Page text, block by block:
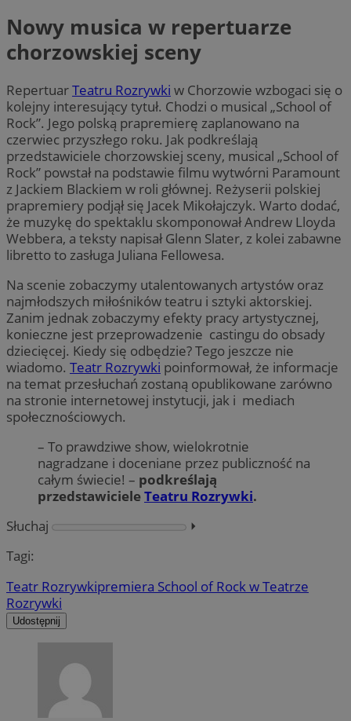
Nowy musica w repertuarze
chorzowskiej sceny
RepertuarTeatru Rozrywki w Chorzowie wzbogaci się o
kolejny interesujący tytuł. Chodzi o musical „School of
Rock”. Jego polską prapremierę zaplanowano na
czerwiec przyszłego roku. Jak podkreślają
przedstawiciele chorzowskiej sceny, musical „School of
Rock” powstał na podstawie filmu wytwórni Paramount
z Jackiem Blackiem w roli głównej. Reżyserii polskiej
prapremiery podjął się Jacek Mikołajczyk. Warto dodać,
że muzykę do spektaklu skomponował Andrew Lloyda
Webbera, a teksty napisał Glenn Slater, z kolei zabawne
libretto to zasługa Juliana Fellowesa.
Na scenie zobaczymy utalentowanych artystów oraz
najmłodszych miłośników teatru i sztyki aktorskiej.
Zanim jednak zobaczymy efekty pracy artystycznej,
konieczne jest przeprowadzenie castingu do obsady
dziecięcej. Kiedy się odbędzie? Tego jeszcze nie
wiadomo. Teatr Rozrywki poinformował, że informacje
na temat przesłuchań zostaną opublikowane zarówno
na stronie internetowej instytucji, jak i mediach
społecznościowych.
– To prawdziwe show, wielokrotnie
nagradzane i doceniane przez publiczność na
całym świecie! – podkreślają
przedstawicieleTeatru Rozrywki.
Słuchaj
⏵︎
Tagi:
Teatr Rozrywkipremiera School of Rock w Teatrze
Rozrywki
Udostępnij